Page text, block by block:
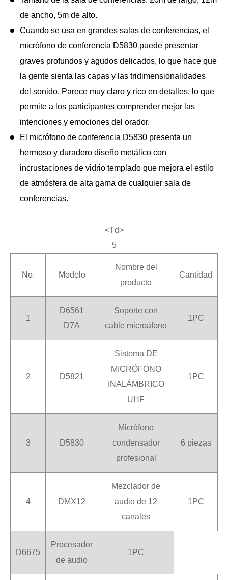
de ancho, 5m de alto.
Cuando se usa en grandes salas de conferencias, el
micrófono de conferencia D5830 puede presentar
graves profundos y agudos delicados, lo que hace que
la gente sienta las capas y las tridimensionalidades
del sonido. Parece muy claro y rico en detalles, lo que
permite a los participantes comprender mejor las
intenciones y emociones del orador.
El micrófono de conferencia D5830 presenta un
hermoso y duradero diseño metálico con
incrustaciones de vidrio templado que mejora el estilo
de atmósfera de alta gama de cualquier sala de
conferencias.
<Td>
5
No. Modelo
Nombre del
producto
Cantidad
1
D6561
D7A
Soporte con
cable microáfono
1PC
2 D5821
Sistema DE
MICRÓFONO
INALÁMBRICO
UHF
1PC
3 D5830
Micrófono
condensador
profesional
6 piezas
4 DMX12
Mezclador de
audio de 12
canales
1PC
D6675
Procesador
de audio
1PC